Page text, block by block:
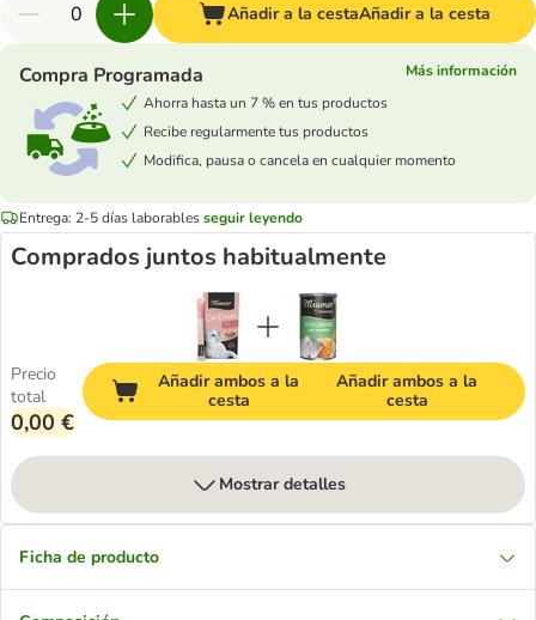
Añadir a la cestaAñadir a la cesta
Compra Programada
Más información
Ahorra hasta un 7 % en tus productos
Recibe regularmente tus productos
Modifica, pausa o cancela en cualquier momento
Entrega: 2-5 días laborablesseguir leyendo
Comprados juntos habitualmente
Precio
total
0,00 €
Añadir ambos a la
cesta
Añadir ambos a la
cesta
Mostrar detalles
Ficha de producto